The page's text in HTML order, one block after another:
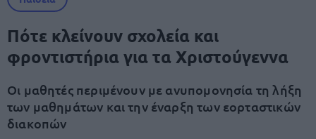
Πότε κλείνουν σχολεία και
φροντιστήρια για τα Χριστούγεννα
Οι μαθητές περιμένουν με ανυπομονησία τη λήξη
των μαθημάτων και την έναρξη των εορταστικών
διακοπών